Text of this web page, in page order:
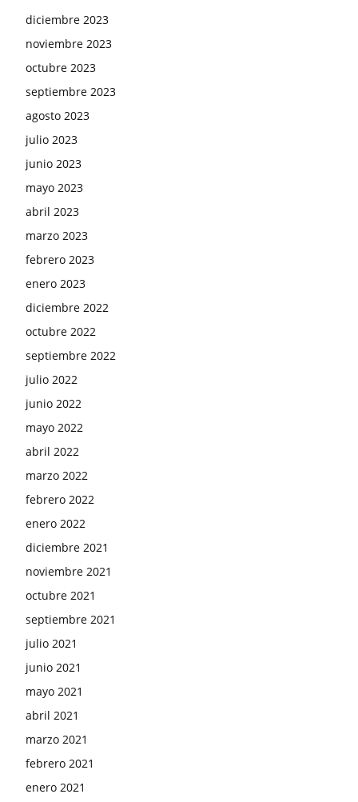
diciembre 2023
noviembre 2023
octubre 2023
septiembre 2023
agosto 2023
julio 2023
junio 2023
mayo 2023
abril 2023
marzo 2023
febrero 2023
enero 2023
diciembre 2022
octubre 2022
septiembre 2022
julio 2022
junio 2022
mayo 2022
abril 2022
marzo 2022
febrero 2022
enero 2022
diciembre 2021
noviembre 2021
octubre 2021
septiembre 2021
julio 2021
junio 2021
mayo 2021
abril 2021
marzo 2021
febrero 2021
enero 2021